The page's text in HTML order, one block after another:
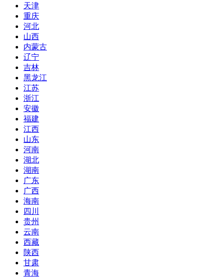
天津
重庆
河北
山西
内蒙古
辽宁
吉林
黑龙江
江苏
浙江
安徽
福建
江西
山东
河南
湖北
湖南
广东
广西
海南
四川
贵州
云南
西藏
陕西
甘肃
青海